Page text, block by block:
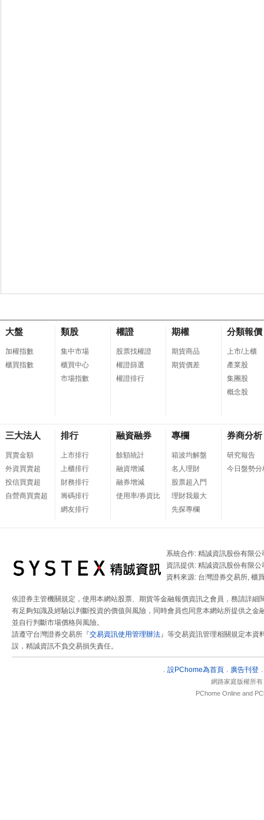
大盤
加權指數
櫃買指數
類股
集中市場
櫃買中心
市場指數
權證
股票找權證
權證篩選
權證排行
期權
期貨商品
期貨價差
分類報價
上市/上櫃
產業股
集團股
概念股
三大法人
買賣金額
外資買賣超
投信買賣超
自營商買賣超
排行
上市排行
上櫃排行
財務排行
籌碼排行
網友排行
融資融券
餘額統計
融資增減
融券增減
使用率/券資比
專欄
箱波均解盤
名人理財
股票超入門
理財我最大
先探專欄
券商分析
研究報告
今日盤勢分
系統合作: 精誠資訊股份有限公
資訊提供: 精誠資訊股份有限公
資料來源: 台灣證券交易所, 櫃
依證券主管機關規定，使用本網站股票、期貨等金融報價資訊之會員，務請詳細
有足夠知識及經驗以判斷投資的價值與風險，同時會員也同意本網站所提供之
並自行判斷市場價格與風險。
請遵守台灣證券交易所『交易資訊使用管理辦法』等交易資訊管理相關規定本資
誤，精誠資訊不負交易損失責任。
．設PChome為首頁 ． 廣告刊登
網路家庭版權所
PChome Online and